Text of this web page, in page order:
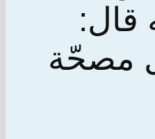
قال:
مصحّة